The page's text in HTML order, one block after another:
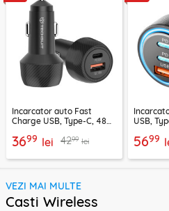
Incarcator auto Fast
Charge USB, Type-C, 48W
3699 lei 4299 lei
USB,
5699
VEZI MAI MULTE
Casti Wireless